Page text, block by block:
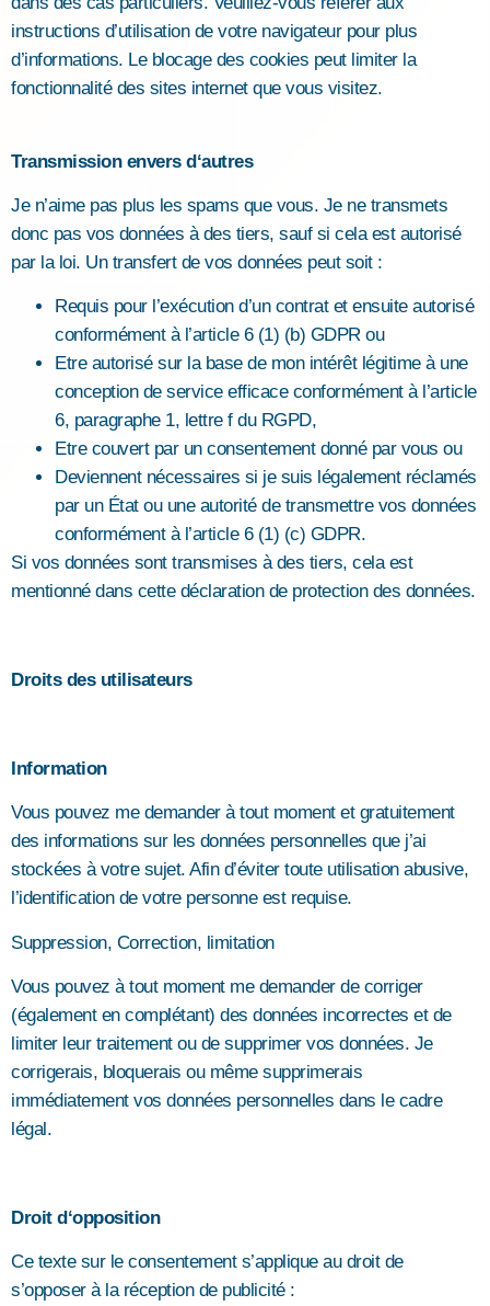
instructions d’utilisation de votre navigateur pour plus
d’informations. Le blocage des cookies peut limiter la
fonctionnalité des sites internet que vous visitez.
Transmission envers d‘autres
Je n’aime pas plus les spams que vous. Je ne transmets
donc pas vos données à des tiers, sauf si cela est autorisé
par la loi. Un transfert de vos données peut soit :
Requis pour l’exécution d’un contrat et ensuite autorisé
conformément à l’article 6 (1) (b) GDPR ou
Etre autorisé sur la base de mon intérêt légitime à une
conception de service efficace conformément à l’article
6, paragraphe 1, lettre f du RGPD,
Etre couvert par un consentement donné par vous ou
Deviennent nécessaires si je suis légalement réclamés
par un État ou une autorité de transmettre vos données
conformément à l’article 6 (1) (c) GDPR.
Si vos données sont transmises à des tiers, cela est
mentionné dans cette déclaration de protection des données.
Droits des utilisateurs
Information
Vous pouvez me demander à tout moment et gratuitement
des informations sur les données personnelles que j’ai
stockées à votre sujet. Afin d’éviter toute utilisation abusive,
l’identification de votre personne est requise.
Suppression, Correction, limitation
Vous pouvez à tout moment me demander de corriger
(également en complétant) des données incorrectes et de
limiter leur traitement ou de supprimer vos données. Je
corrigerais, bloquerais ou même supprimerais
immédiatement vos données personnelles dans le cadre
légal.
Droit d‘opposition
Ce texte sur le consentement s’applique au droit de
s’opposer à la réception de publicité :